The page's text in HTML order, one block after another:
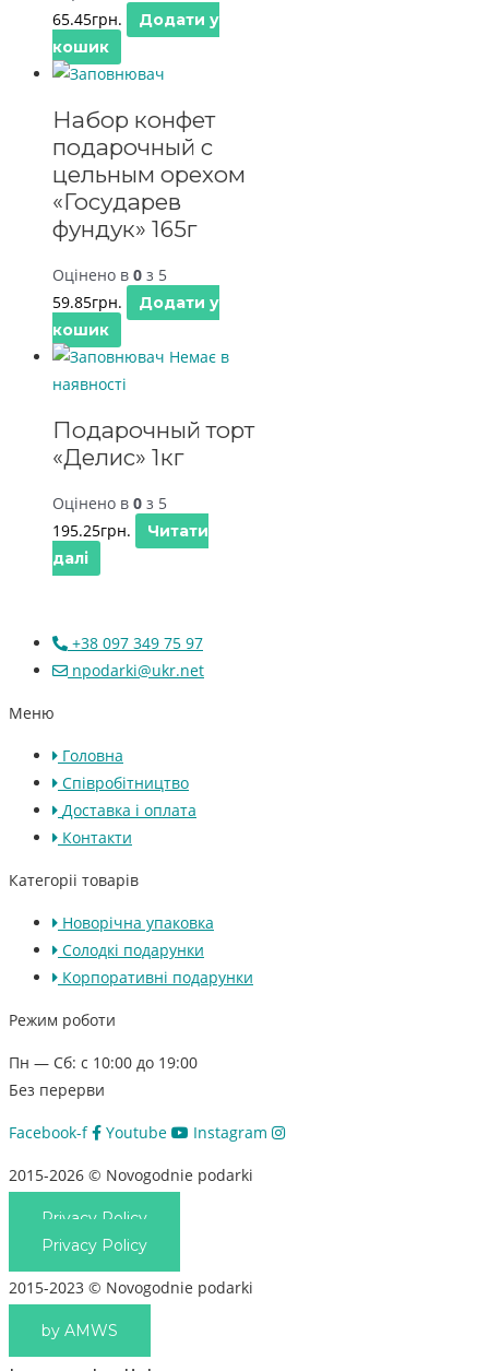
65.45грн.
Додати у
кошик
Набор конфет
подарочный с
цельным орехом
«Государев
фундук» 165г
Оцінено в 0 з 5
59.85грн.
Додати у
кошик
Немає в
наявності
Подарочный торт
«Делис» 1кг
Оцінено в 0 з 5
195.25грн.
Читати
далі
+38 097 349 75 97
npodarki@ukr.net
Меню
Головна
Співробітництво
Доставка і оплата
Контакти
Категоріі товарів
Новорічна упаковка
Солодкі подарунки
Корпоративні подарунки
Режим роботи
Пн — Сб: с 10:00 до 19:00
Без перерви
Facebook-f Youtube Instagram
2015-2026 © Novogodnie podarki
Privacy Policy
Privacy Policy
2015-2023 © Novogodnie podarki
by AMWS